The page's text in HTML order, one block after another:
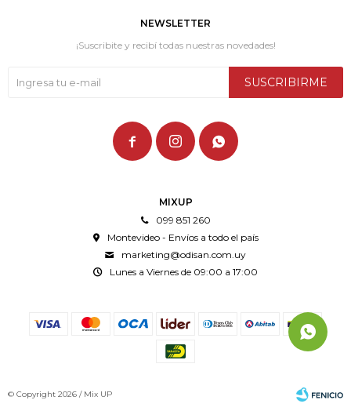
MIXUP
099 851 260
Montevideo - Envíos a todo el país
marketing@odisan.com.uy
Lunes a Viernes de 09:00 a 17:00
NEWSLETTER
¡Suscribite y recibí todas nuestras novedades!
SUSCRIBIRME
  
© Copyright 2026 / Mix UP